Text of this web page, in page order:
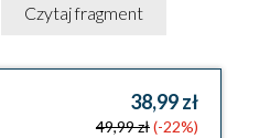
Czytaj fragment
38,99 zł
49,99 zł(-22%)